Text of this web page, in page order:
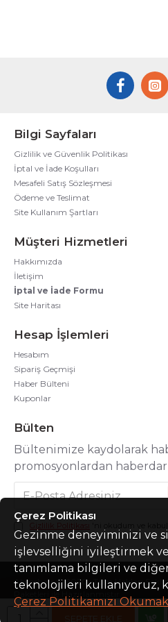
Bilgi Sayfaları
Gizlilik ve Güvenlik Politikası
İptal ve İade Koşulları
Mesafeli Satış Sözleşmesi
Ödeme ve Teslimat
Site Kullanım Şartları
Müşteri Hizmetleri
Hakkımızda
İletişim
İptal ve İade Formu
Site Haritası
Hesap İşlemleri
Hesabım
Sipariş Geçmişi
Haber Bülteni
Kuponlar
Bülten
Bültenimize kaydolarak
promosyonlardan
Gizlilik Politikası
Absorberr © 2020 -Tüm Hakları
Paketleri ile Hazırlanmıştır.
Çerez Politikası
Gezinme deneyiminizi ve
işlevselliğini iyileştirmek
tanımlama bilgileri ve
teknolojileri kullanıyoruz,
Çerez Politikamızı